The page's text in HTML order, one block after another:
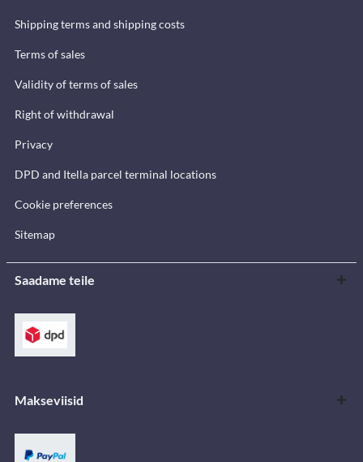
Shipping terms and shipping costs
Terms of sales
Validity of terms of sales
Right of withdrawal
Privacy
DPD and Itella parcel terminal locations
Cookie preferences
Sitemap
Saadame teile
Makseviisid